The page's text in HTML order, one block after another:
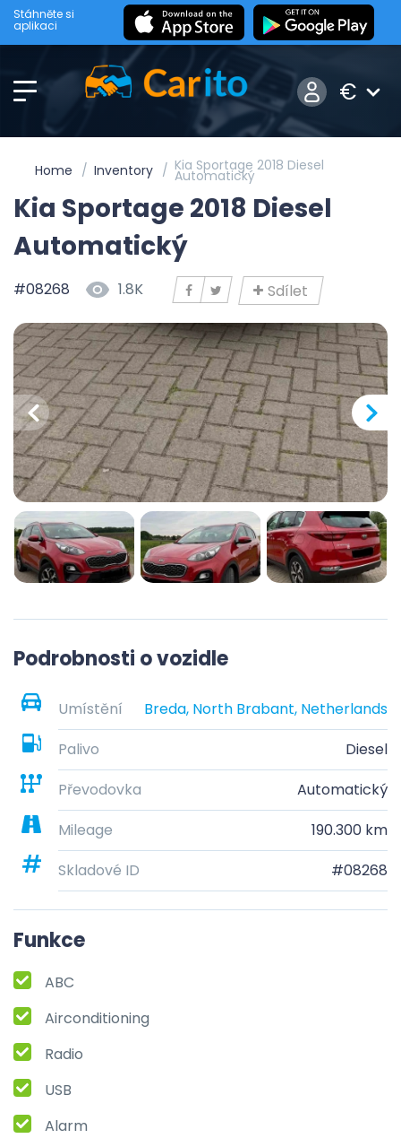
Stáhněte si
aplikaci
€
Home Inventory Kia Sportage 2018 Diesel
Automatický
Kia Sportage 2018 Diesel
Automatický
#08268 1.8K Sdílet
Podrobnosti o vozidle
Umístění
Breda, North Brabant, Netherlands
Palivo
Diesel
Převodovka
Automatický
Mileage
190.300 km
Skladové ID
#08268
Funkce
ABC
Airconditioning
Radio
USB
Alarm